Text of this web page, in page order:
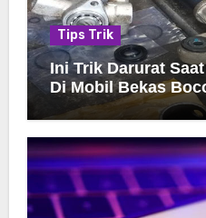
Tips Trik
Ini Trik Darurat
Di Mobil Bekas